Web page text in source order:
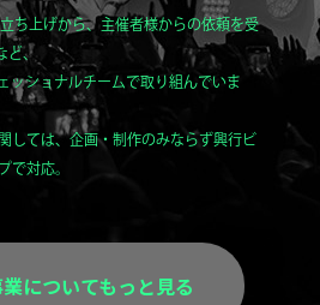
ち上げから、主催者様からの依頼を受
ど、
ッショナルチームで取り組んでいま
しては、企画・制作のみならず興行ビ
で対応。
についてもっと見る